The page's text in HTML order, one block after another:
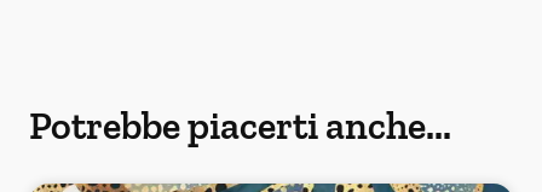
Potrebbe piacerti anche...